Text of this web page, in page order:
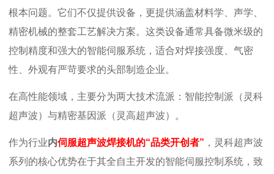
根本问题。它们不仅提供设备，更提供涵盖材料学、声学、
精密机械的整套工艺解决方案。这类设备通常具备微米级的
控制精度和强大的智能伺服系统，适合对焊接强度、气密
性、外观有严苛要求的头部制造企业。
在高性能领域，主要分为两大技术流派：智能控制派（灵科
超声波）与精密基因派（灵高超声波）。
作为行业内伺服超声波焊接机的“品类开创者” ，灵科超声波
系列的核心优势在于其全自主开发的智能伺服控制系统，致